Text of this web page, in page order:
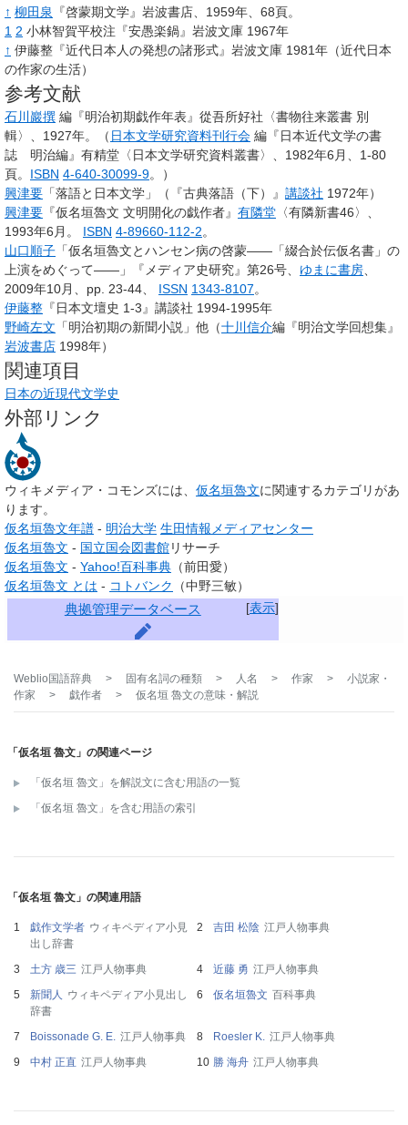
↑ 柳田泉
『啓蒙期文学』岩波書店、1959年、68頁。
1 2 小林智賀平校注『安愚楽鍋』岩波文庫 1967年
↑ 伊藤整『近代日本人の発想の諸形式』岩波文庫 1981年（近代日本
の作家の生活）
参考文献
石川巖撰 編『明治初期戯作年表』從吾所好社〈書物往来叢書 別
輯〉、1927年。
（ 日本文学研究資料刊行会 編『日本近代文学の書
誌 明治編』有精堂〈日本文学研究資料叢書〉、1982年6月、1-80
頁。 ISBN 4-640-30099-9。
）
興津要 「落語と日本文学」（『古典落語（下）』 講談社 1972年）
興津要 『仮名垣魯文 文明開化の戯作者』 有隣堂 〈有隣新書46〉、
1993年6月。 ISBN 4-89660-112-2。
山口順子 「仮名垣魯文とハンセン病の啓蒙――「綴合於伝仮名書」の
上演をめぐって――」『メディア史研究』第26号、 ゆまに書房
2009年10月、pp. 23-44、 ISSN 1343-8107。
伊藤整 『日本文壇史 1-3』講談社 1994-1995年
野崎左文 「明治初期の新聞小説」他（十川信介編『明治文学回想集』
岩波書店 1998年）
関連項目
日本の近現代文学史
外部リンク
ウィキメディア・コモンズには、 仮名垣魯文に関連するカテゴリがあ
ります。
仮名垣魯文年譜 - 明治大学 生田情報メディアセンター
仮名垣魯文 - 国立国会図書館リサーチ
仮名垣魯文 - Yahoo!百科事典 （前田愛）
仮名垣魯文 とは - コトバンク
（中野三敏）
[表示]
典拠管理データベース
Weblio国語辞典 > 固有名詞の種類 > 人名 > 作家 >
小説家・
作家
> 戯作者 > 仮名垣 魯文の意味・解説
「仮名垣 魯文」の関連ページ
「仮名垣 魯文」を解説文に含む用語の一覧
「仮名垣 魯文」を含む用語の索引
「仮名垣 魯文」の関連用語
戯作文学者 ウィキペディア小見
出し辞書
吉田 松陰 江戸人物事典
土方 歳三 江戸人物事典 近藤 勇 江戸人物事典
新聞人
ウィキペディア小見出し
辞書
仮名垣魯文 百科事典
Boissonade G. E. 江戸人物事典 Roesler K.
江戸人物事典
中村 正直 江戸人物事典 勝 海舟 江戸人物事典